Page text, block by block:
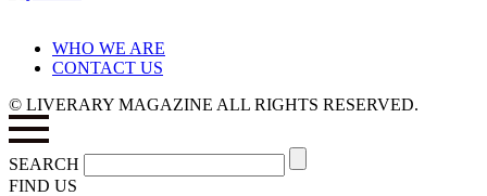
WHO WE ARE
CONTACT US
© LIVERARY MAGAZINE ALL RIGHTS RESERVED.
SEARCH
FIND US